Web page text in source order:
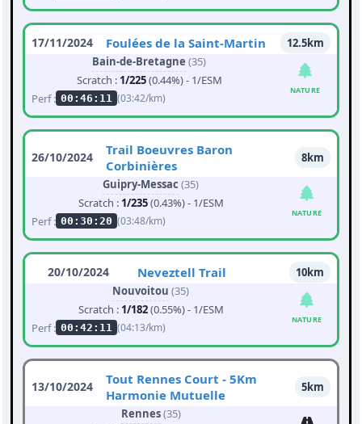
17/11/2024 Foulées de la Saint-Martin
12.5km
Bain-de-Bretagne (35)
Scratch : 1/225(0.44%) - 1/ESM
Perf : 00:46:11 (03:42/km)
NATURE
26/10/2024
Trail Boeuvres Baron
Corbinières
8km
Guipry-Messac (35)
Scratch : 1/235(0.43%) - 1/ESM
Perf : 00:30:20 (03:48/km)
NATURE
20/10/2024 Neveztell Trail
10km
Nouvoitou (35)
Scratch : 1/182(0.55%) - 1/ESM
Perf : 00:42:11 (04:13/km)
NATURE
13/10/2024
Tout Rennes Court - 5Km
Harmonie Mutuelle
5km
Rennes(35)